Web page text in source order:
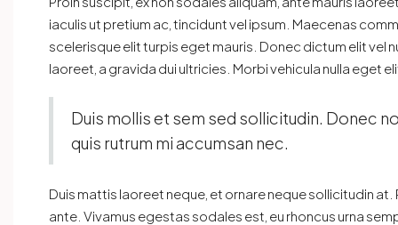
iaculis ut pretium ac, tincidunt vel ipsum. Maecenas
scelerisque elit turpis eget mauris. Donec dictum elit vel
laoreet, a gravida dui ultricies. Morbi vehicula nulla eget
Duis mollis et sem sed sollicitudin. Donec
quis rutrum mi accumsan nec.
Duis mattis laoreet neque, et ornare neque sollicitudin
ante. Vivamus egestas sodales est, eu rhoncus urna